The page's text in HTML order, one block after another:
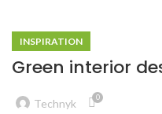
INSPIRATION
Green interior
Technyk 0